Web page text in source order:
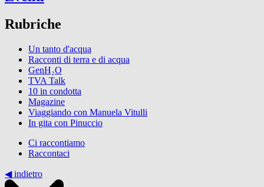
Rubriche
Un tanto d'acqua
Racconti di terra e di acqua
GenH₂O
TVA Talk
10 in condotta
Magazine
Viaggiando con Manuela Vitulli
In gita con Pinuccio
Ci raccontiamo
Raccontaci
◀︎ indietro